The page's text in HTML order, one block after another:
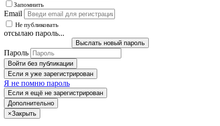
Запомнить
Email
Не публиковать
отсылаю пароль...
Выслать новый пароль
Пароль
Войти без публикации
Если я уже зарегистрирован
Я не помню пароль
Если я ещё не зарегистрирован
Дополнительно
×Закрыть